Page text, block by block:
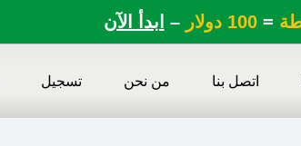
=100 دولار – ابدأ الآن
اتصل بنا من نحن تسجيل